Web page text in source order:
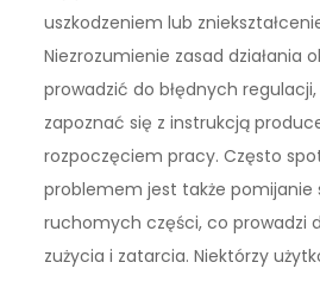
uszkodzeniem lub
Niezrozumienie zasad działania
prowadzić do błędnych
zapoznać się z instrukcją
rozpoczęciem pracy. Często
problemem jest także pomijanie
ruchomych części, co prowadzi
zużycia i zatarcia. Niektórzy